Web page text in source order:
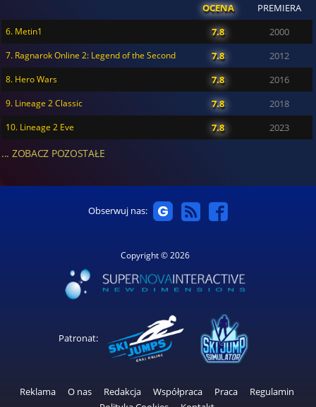
OCENA PREMIERA
6. Metin1 7.8 2000
7. Ragnarok Online 2: Legend of the Second 7.8 2012
8. Hero Wars 7.8 2016
9. Lineage 2 Classic 7.8 2018
10. Lineage 2 Eve 7.8 2023
... ZOBACZ POZOSTAŁE
Obserwuj nas:
Copyright © 2026
Patronat:
Reklama O nas Redakcja Współpraca Praca
Regulamin